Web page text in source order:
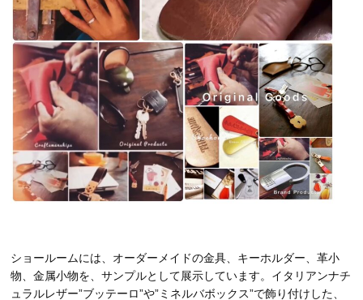
ショールームには、オーダーメイドの金具、キーホルダー、革小
物、金属小物を、サンプルとして展示しています。イタリアンナチ
ュラルレザー”ブッテーロ”や”ミネルバボックス”で飾り付けした、